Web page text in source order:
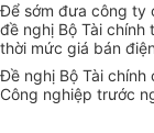
Để sớm đưa công ty
đề nghị Bộ Tài chính
thời mức giá bán
Đề nghị Bộ Tài
Công nghiệp trước